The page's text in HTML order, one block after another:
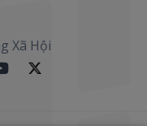
Xã Hội